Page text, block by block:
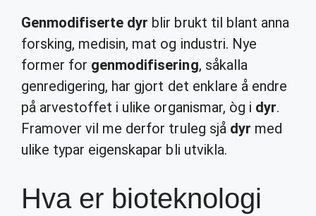
Genmodifiserte dyr blir brukt til blant anna
forsking, medisin, mat og industri. Nye
former for genmodifisering, såkalla
genredigering, har gjort det enklare å endre
på arvestoffet i ulike organismar, òg i dyr.
Framover vil me derfor truleg sjå dyr med
ulike typar eigenskapar bli utvikla.
Hva er bioteknologi